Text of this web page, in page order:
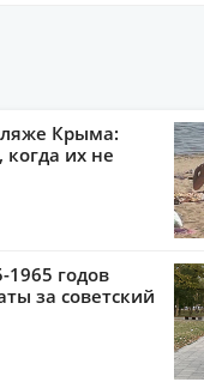
Крыма:
их не
годов
за советский